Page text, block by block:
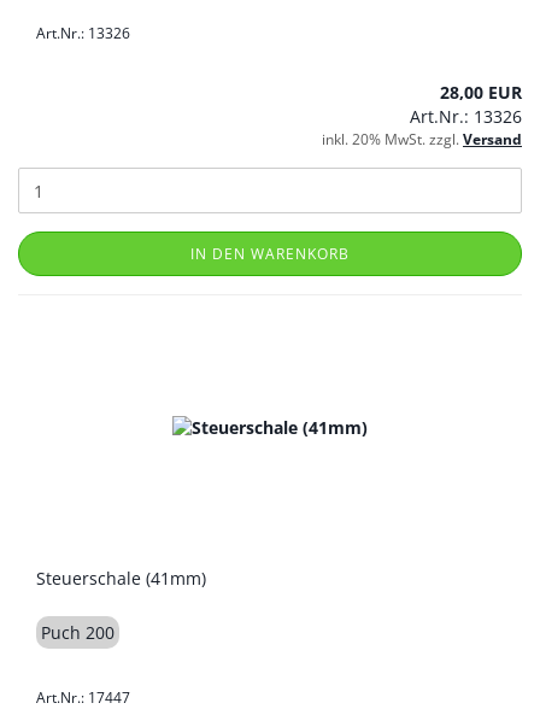
Art.Nr.: 13326
28,00 EUR
Art.Nr.: 13326
inkl. 20% MwSt. zzgl.Versand
IN DEN WARENKORB
Steuerschale (41mm)
Puch 200
Art.Nr.: 17447